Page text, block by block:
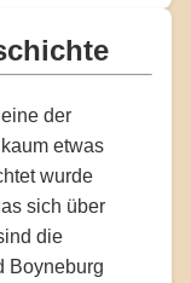
der
etwas
wurde
sich über
die
Boyneburg